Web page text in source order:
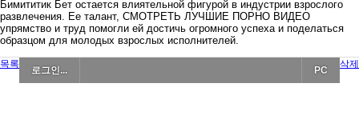
Бимититик Бет остается влиятельной фигурой в индустрии взрослого
развлечения. Ее талант, СМОТРЕТЬ ЛУЧШИЕ ПОРНО ВИДЕО
упрямство и труд помогли ей достичь огромного успеха и поделаться
образцом для молодых взрослых исполнителей.
목록 삭제
로그인... PC